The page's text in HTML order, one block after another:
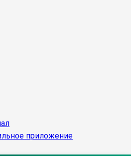
приложение